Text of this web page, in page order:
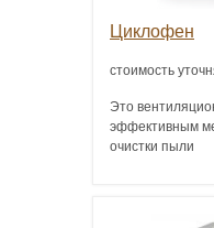
Циклофен
стоимость
Это
эффективным
очистки пыли